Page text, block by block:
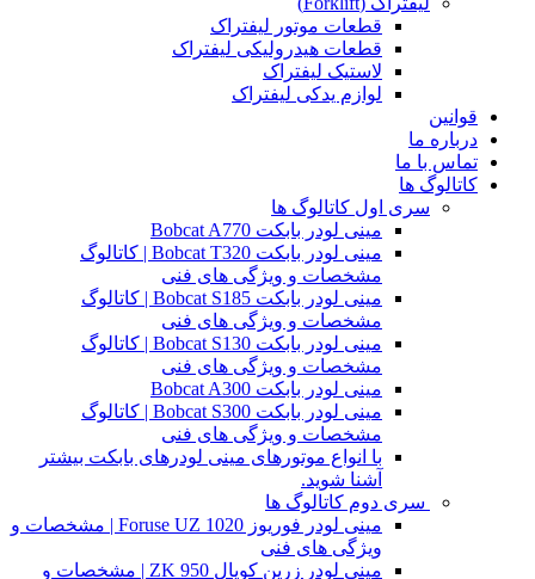
قطعات موتور لیفتراک
قطعات هیدرولیکی لیفتراک
لاستیک لیفتراک
لوازم یدکی لیفتراک
قوانین
درباره ما
تماس با ما
کاتالوگ ها
سری اول کاتالوگ ها
مینی لودر بابکت Bobcat A770
مینی لودر بابکت Bobcat T320 | کاتالوگ
مشخصات و ویژگی های فنی
مینی لودر بابکت Bobcat S185 | کاتالوگ
مشخصات و ویژگی های فنی
مینی لودر بابکت Bobcat S130 | کاتالوگ
مشخصات و ویژگی های فنی
مینی لودر بابکت Bobcat A300
مینی لودر بابکت Bobcat S300 | کاتالوگ
مشخصات و ویژگی های فنی
با انواع موتورهای مینی لودرهای بابکت بیشتر
آشنا شوید.
سری دوم کاتالوگ ها
مینی لودر فوریوز Foruse UZ 1020 | مشخصات و
ویژگی های فنی
مینی لودر زرین کوپال ZK 950 | مشخصات و